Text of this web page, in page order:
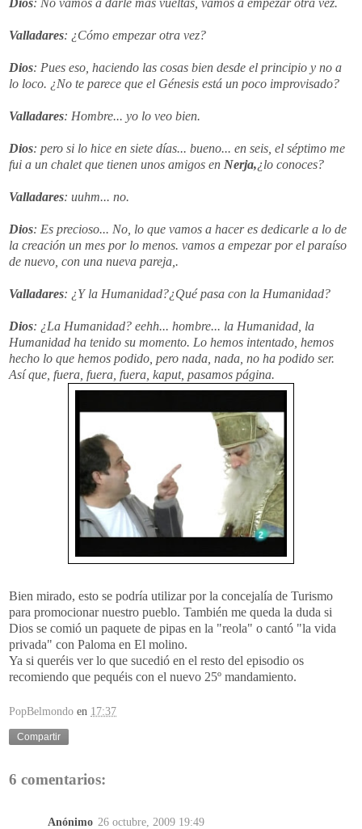
Valladares: ¿Cómo empezar otra vez?
Dios: Pues eso, haciendo las cosas bien desde el principio y no a
lo loco. ¿No te parece que el Génesis está un poco improvisado?
Valladares: Hombre... yo lo veo bien.
Dios: pero si lo hice en siete días... bueno... en seis, el séptimo me
fui a un chaletque tienen unos amigos en Nerja,¿lo conoces?
Valladares: uuhm... no.
Dios: Es precioso... No, lo que vamos a hacer es dedicarle a lo de
la creación un mes por lo menos. vamos a empezar por el paraíso
de nuevo, con una nueva pareja,.
Valladares: ¿Y la Humanidad?¿Qué pasa con la Humanidad?
Dios: ¿La Humanidad? eehh... hombre... la Humanidad, la
Humanidad ha tenido su momento. Lo hemos intentado, hemos
hecho lo que hemos podido, pero nada, nada, no ha podido ser.
Así que, fuera, fuera, fuera, kaput, pasamos página.
Bien mirado, esto se podría utilizar por la concejalía de Turismo
para promocionar nuestro pueblo. También me queda la duda si
Dios se comió un paquete de pipas en la "reola" o cantó "la vida
privada" con Paloma en El molino.
Ya si queréis ver lo que sucedió en el resto del episodio os
recomiendo que pequéis con el nuevo 25º mandamiento.
PopBelmondo en 17:37
Compartir
6 comentarios:
Anónimo 26 octubre, 2009 19:49